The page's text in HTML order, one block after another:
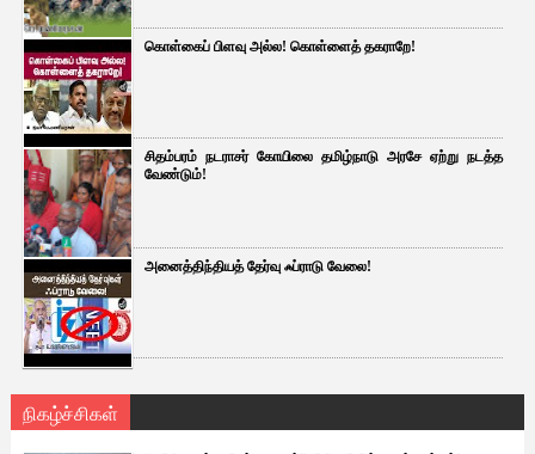
கொள்கைப் பிளவு அல்ல! கொள்ளைத் தகராறே!
சிதம்பரம் நடராசர் கோயிலை தமிழ்நாடு அரசே ஏற்று நடத்த
வேண்டும்!
அனைத்திந்தியத் தேர்வு ஃப்ராடு வேலை!
நிகழ்ச்சிகள்